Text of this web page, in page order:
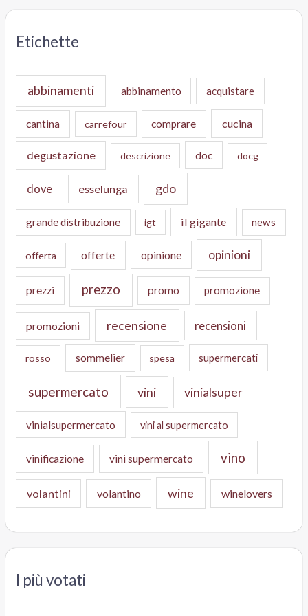
Etichette
abbinamenti abbinamento acquistare
cantina carrefour comprare cucina
degustazione descrizione doc docg
dove esselunga gdo
grande distribuzione igt il gigante news
offerta offerte opinione opinioni
prezzi prezzo promo promozione
promozioni recensione recensioni
rosso sommelier spesa supermercati
supermercato vini vinialsuper
vinialsupermercato vini al supermercato
vinificazione vini supermercato vino
volantini volantino wine winelovers
I più votati